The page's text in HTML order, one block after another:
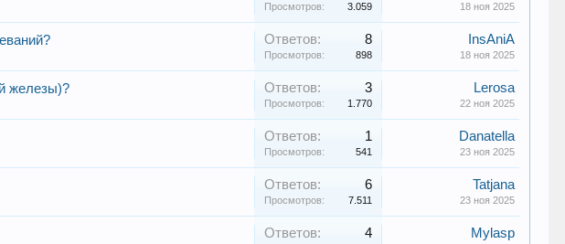
Просмотров: 3.059 18 ноя 2025
Ответов: 8
Просмотров: 898
InsAniA
18 ноя 2025
железы)? Ответов: 3
Просмотров: 1.770
Lerosa
22 ноя 2025
Ответов: 1
Просмотров: 541
Danatella
23 ноя 2025
Ответов: 6
Просмотров: 7.511
Tatjana
23 ноя 2025
Ответов: 4 Mylasp